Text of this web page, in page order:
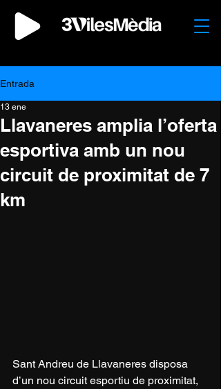
Entrada
Llavaneres amplia l’oferta
esportiva amb un nou
circuit de proximitat de 7
km
13 ene
Sant Andreu de Llavaneres disposa
d’un nou circuit esportiu de proximitat,